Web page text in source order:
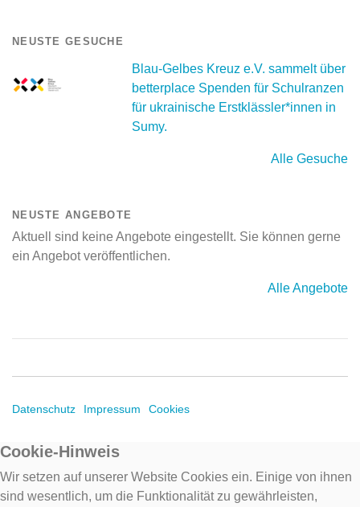
NEUSTE GESUCHE
Blau-Gelbes Kreuz e.V. sammelt über
betterplace Spenden für Schulranzen
für ukrainische Erstklässler*innen in
Sumy.
Alle Gesuche
NEUSTE ANGEBOTE
Aktuell sind keine Angebote eingestellt. Sie können gerne
ein Angebot veröffentlichen.
Alle Angebote
Datenschutz Impressum Cookies
Cookie-Hinweis
Wir setzen auf unserer Website Cookies ein. Einige von ihnen
sind wesentlich, um die Funktionalität zu gewährleisten,